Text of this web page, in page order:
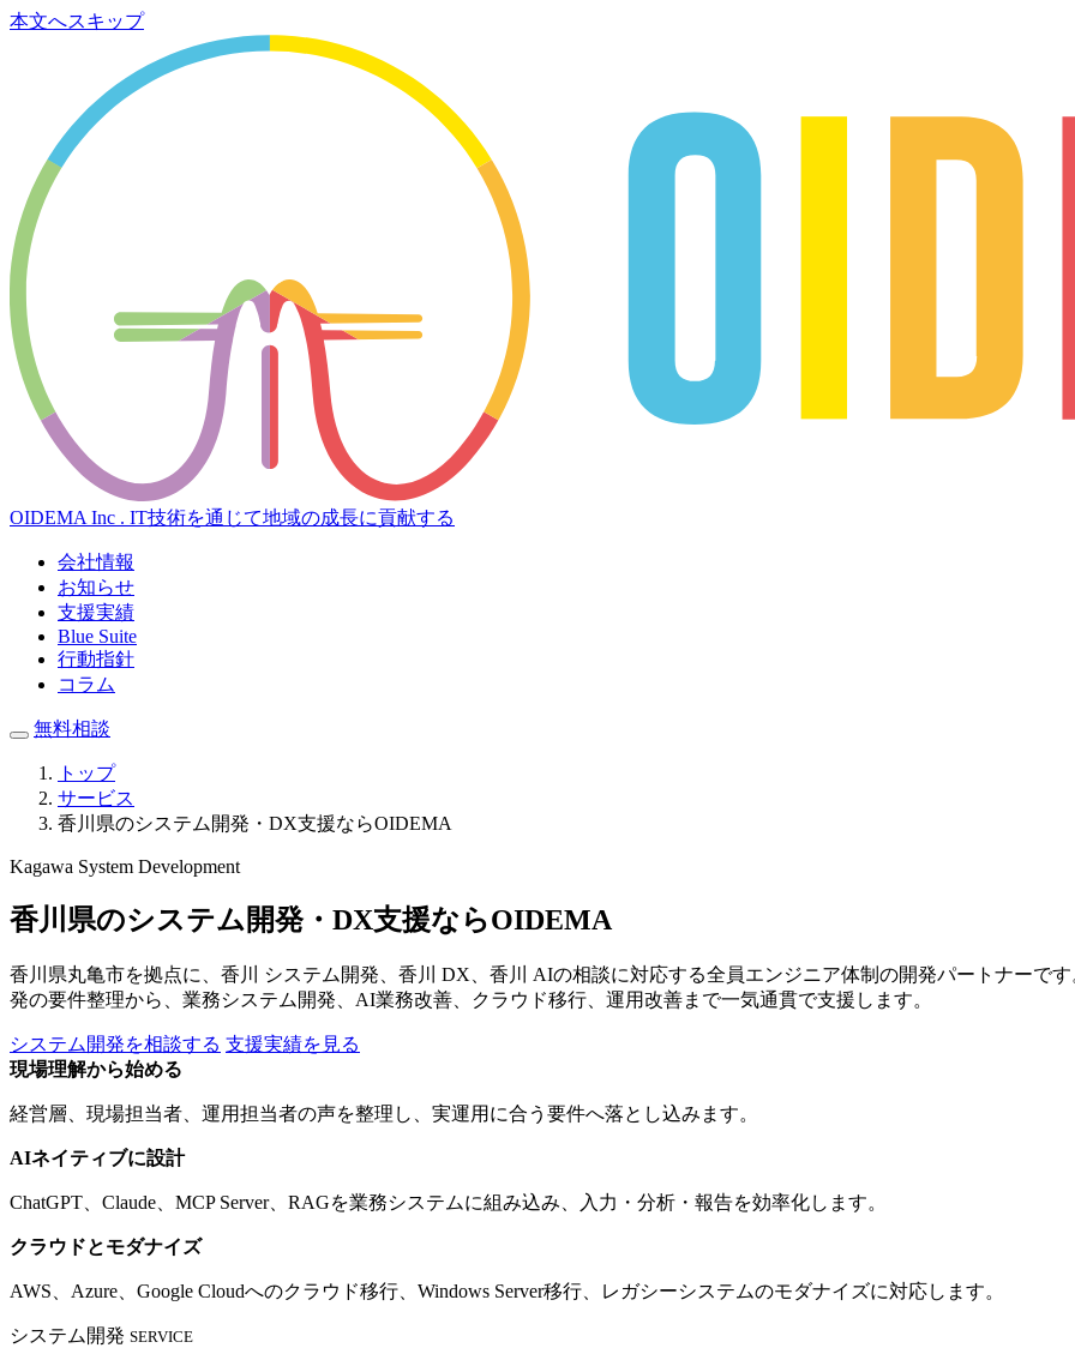
本文へスキップ
OIDEMA Inc . IT技術を通じて地域の成長に貢献する
会社情報
お知らせ
支援実績
Blue Suite
行動指針
コラム
無料相談
トップ
サービス
香川県のシステム開発・DX支援ならOIDEMA
Kagawa System Development
香川県のシステム開発・DX支援ならOIDEMA
香川県丸亀市を拠点に、香川 システム開発、香川 DX、香川 AIの相談に対応する全員エンジニア体制の開発パートナーで
発の要件整理から、業務システム開発、AI業務改善、クラウド移行、運用改善まで一気通貫で支援します。
システム開発を相談する 支援実績を見る
現場理解から始める
経営層、現場担当者、運用担当者の声を整理し、実運用に合う要件へ落とし込みます。
AIネイティブに設計
ChatGPT、Claude、MCP Server、RAGを業務システムに組み込み、入力・分析・報告を効率化します。
クラウドとモダナイズ
AWS、Azure、Google Cloudへのクラウド移行、Windows Server移行、レガシーシステムのモダナイズに対応します。
システム開発 SERVICE